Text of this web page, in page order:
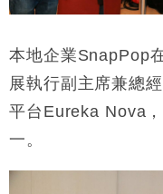
本地企業SnapPop
展執行副主席兼總
平台 Eureka Nova
一。